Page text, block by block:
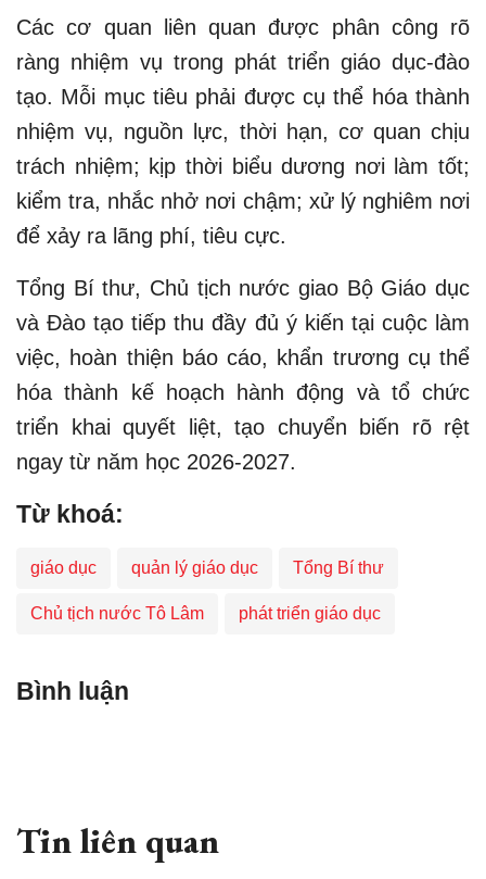
Các cơ quan liên quan được phân công rõ
ràng nhiệm vụ trong phát triển giáo dục-đào
tạo. Mỗi mục tiêu phải được cụ thể hóa thành
nhiệm vụ, nguồn lực, thời hạn, cơ quan chịu
trách nhiệm; kịp thời biểu dương nơi làm tốt;
kiểm tra, nhắc nhở nơi chậm; xử lý nghiêm nơi
để xảy ra lãng phí, tiêu cực.
Tổng Bí thư, Chủ tịch nước giao Bộ Giáo dục
và Đào tạo tiếp thu đầy đủ ý kiến tại cuộc làm
việc, hoàn thiện báo cáo, khẩn trương cụ thể
hóa thành kế hoạch hành động và tổ chức
triển khai quyết liệt, tạo chuyển biến rõ rệt
ngay từ năm học 2026-2027.
Từ khoá:
giáo dục quản lý giáo dục Tổng Bí thư
Chủ tịch nước Tô Lâm phát triển giáo dục
Bình luận
Tin liên quan